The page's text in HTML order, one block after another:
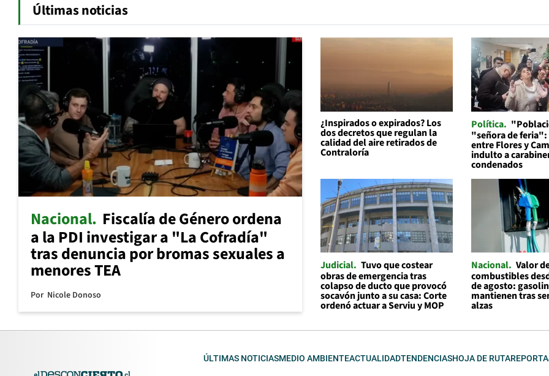
Últimas noticias
Nacional Fiscalía de Género ordena
a la PDI investigar a "La Cofradía"
tras denuncia por bromas sexuales a
menores TEA
Por Nicole Donoso
¿Inspirados o expirados? Los
dos decretos que regulan la
calidad del aire retirados de
Contraloría
Política
"señora de
entre Flores y
indulto a
condenados
Judicial Tuvo que costear
obras de emergencia tras
colapso de ducto que provocó
socavón junto a su casa: Corte
ordenó actuar a Serviu y MOP
Nacional Valor
combustibles
de agosto:
mantienen tras
alzas
ÚLTIMAS NOTICIASMEDIO AMBIENTEACTUALIDADTENDENCIASHOJA DE RUTA